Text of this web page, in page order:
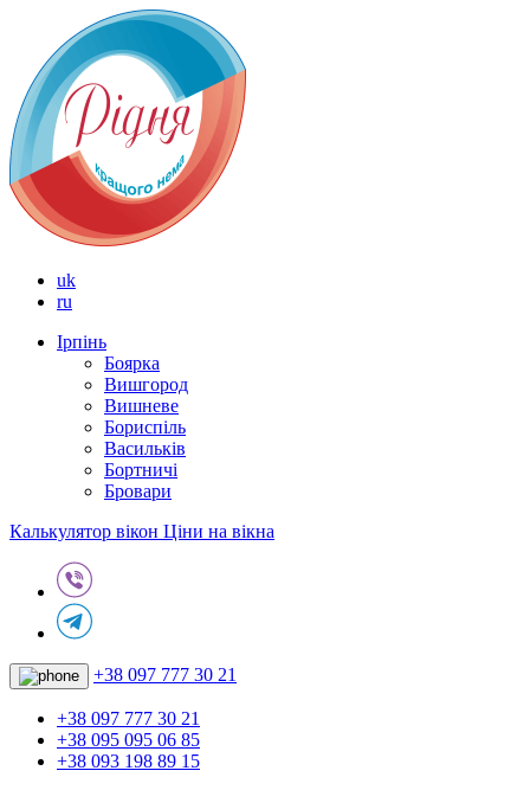
uk
ru
Ірпінь
Боярка
Вишгород
Вишневе
Бориспіль
Васильків
Бортничі
Бровари
Калькулятор вікон Ціни на вікна
+38 097 777 30 21
+38 097 777 30 21
+38 095 095 06 85
+38 093 198 89 15